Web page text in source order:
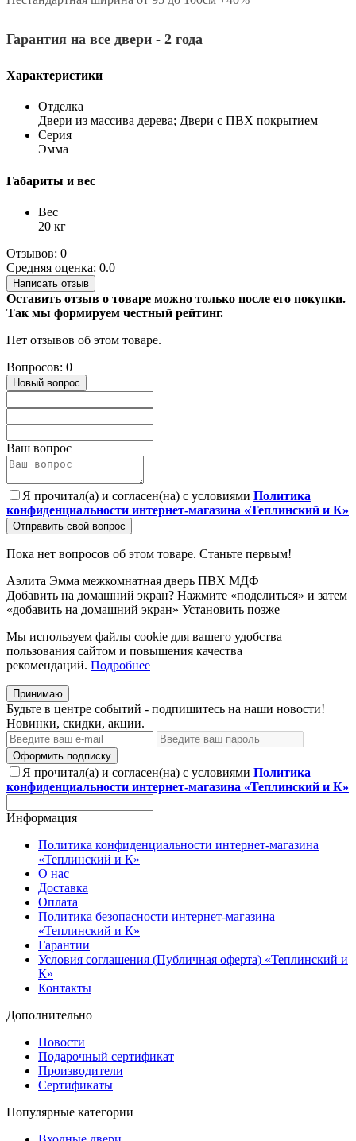
Гарантия на все двери - 2 года
Характеристики
Отделка
Двери из массива дерева; Двери с ПВХ покрытием
Серия
Эмма
Габариты и вес
Вес
20 кг
Отзывов: 0
Средняя оценка: 0.0
Написать отзыв
Оставить отзыв о товаре можно только после его покупки.
Так мы формируем честный рейтинг.
Нет отзывов об этом товаре.
Вопросов: 0
Новый вопрос
Ваш вопрос
Я прочитал(а) и согласен(на) с условиями Политика
конфиденциальности интернет-магазина «Теплинский и К»
Отправить свой вопрос
Пока нет вопросов об этом товаре. Станьте первым!
Аэлита Эмма межкомнатная дверь ПВХ МДФ
Добавить на домашний экран? Нажмите «поделиться» и затем
«добавить на домашний экран» Установить позже
Мы используем файлы cookie для вашего удобства
пользования сайтом и повышения качества
рекомендаций. Подробнее
Принимаю
Будьте в центре событий - подпишитесь на наши новости!
Новинки, скидки, акции.
Оформить подписку
Я прочитал(а) и согласен(на) с условиями Политика
конфиденциальности интернет-магазина «Теплинский и К»
Информация
Политика конфиденциальности интернет-магазина
«Теплинский и К»
О нас
Доставка
Оплата
Политика безопасности интернет-магазина
«Теплинский и К»
Гарантии
Условия соглашения (Публичная оферта) «Теплинский и
К»
Контакты
Дополнительно
Новости
Подарочный сертификат
Производители
Сертификаты
Популярные категории